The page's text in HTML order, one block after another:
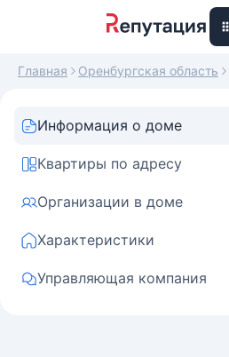
Главная Оренбургская область
Информация о доме
Квартиры по адресу
Организации в доме
Характеристики
Управляющая компания